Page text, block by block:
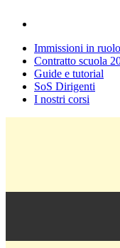
Immissioni in
Contratto scuola
Guide e tutorial
SoS Dirigenti
I nostri corsi